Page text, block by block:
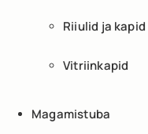
Riiulid ja kapid
Vitriinkapid
Magamistuba